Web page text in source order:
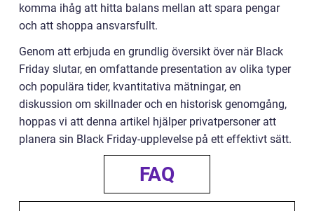
komma ihåg att hitta balans mellan att spara pengar
och att shoppa ansvarsfullt.
Genom att erbjuda en grundlig översikt över när Black
Friday slutar, en omfattande presentation av olika typer
och populära tider, kvantitativa mätningar, en
diskussion om skillnader och en historisk genomgång,
hoppas vi att denna artikel hjälper privatpersoner att
planera sin Black Friday-upplevelse på ett effektivt sätt.
FAQ